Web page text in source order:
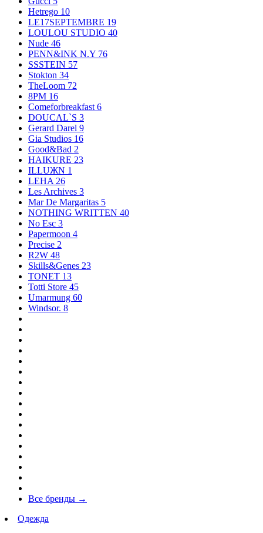
Hetrego 10
LE17SEPTEMBRE 19
LOULOU STUDIO 40
Nude 46
PENN&INK N.Y 76
SSSTEIN 57
Stokton 34
TheLoom 72
8PM 16
Comeforbreakfast 6
DOUCAL`S 3
Gerard Darel 9
Gia Studios 16
Good&Bad 2
HAIKURE 23
ILLUЖN 1
LEHA 26
Les Archives 3
Mar De Margaritas 5
NOTHING WRITTEN 40
No Esc 3
Papermoon 4
Precise 2
R2W 48
Skills&Genes 23
TONET 13
Totti Store 45
Umarmung 60
Windsor. 8
Все бренды →
Одежда